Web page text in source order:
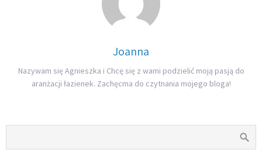
Joanna
Nazywam się Agnieszka i Chcę się z wami podzielić moją pasją do
aranżacji łazienek. Zachęcma do czytnania mojego bloga!